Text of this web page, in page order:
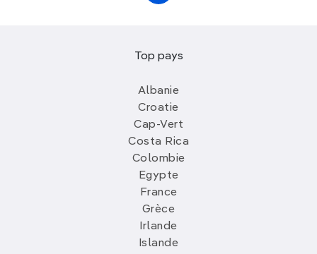
Top pays
Albanie
Croatie
Cap-Vert
Costa Rica
Colombie
Egypte
France
Grèce
Irlande
Islande